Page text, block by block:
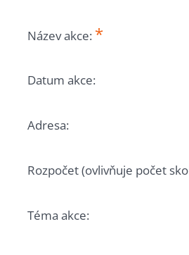
Název akce: *
Datum akce:
Adresa:
Rozpočet (ovlivňuje počet
Téma akce: